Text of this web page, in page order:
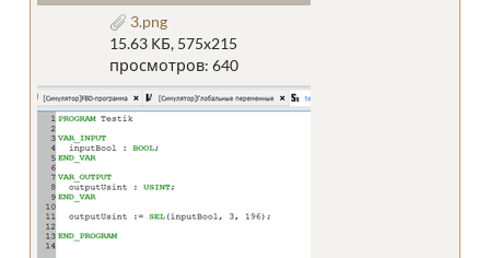
3.png
15.63 КБ, 575x215
просмотров: 640